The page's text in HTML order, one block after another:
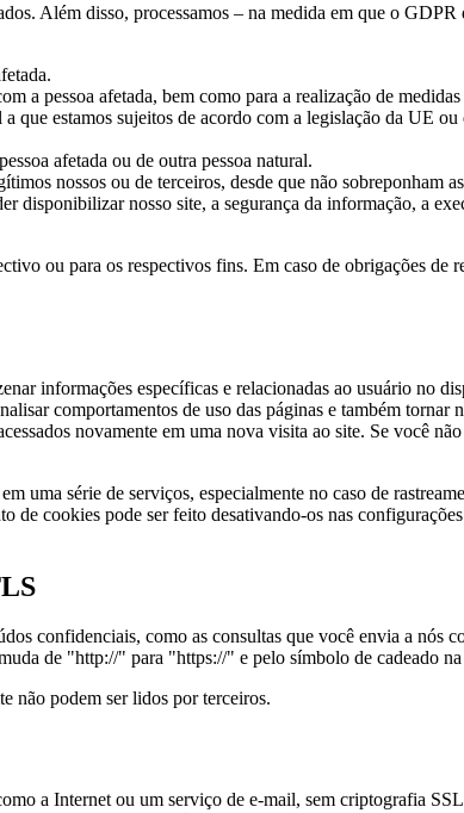
Além disso, processamos – na medida em que o
a pessoa afetada, bem como para a realização de
que estamos sujeitos de acordo com a legislação da UE
afetada ou de outra pessoa natural.
nossos ou de terceiros, desde que não sobreponham
disponibilizar nosso site, a segurança da informação, a
ou para os respectivos fins. Em caso de obrigações
informações específicas e relacionadas ao usuário no
comportamentos de uso das páginas e também
novamente em uma nova visita ao site. Se você
uma série de serviços, especialmente no caso de
de cookies pode ser feito desativando-os nas
confidenciais, como as consultas que você envia a
de "http://" para "https://" e pelo símbolo de cadeado
não podem ser lidos por terceiros.
a Internet ou um serviço de e-mail, sem criptografia